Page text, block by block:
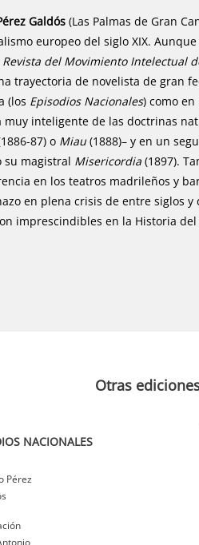
Galdós(Las Palmas de Gran
europeo del siglo XIX.
Revista del Movimiento Intelectual
trayectoria de novelista de gran
(los Episodios Nacionales) como
muy inteligente de las doctrinas
87) o Miau(1888)– y en un
su magistral Misericordia (1897).
en los teatros madrileños y
en plena crisis de entre siglos y
imprescindibles en la Historia
Otras
NACIONALES
Pérez